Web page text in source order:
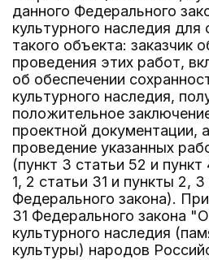
данного Федерального
культурного наследия для
такого объекта: заказчик
проведения этих работ,
об обеспечении
культурного наследия,
положительное
проектной документации,
проведение указанных
(пункт 3 статьи 52 и
1, 2 статьи 31 и пункты 2,
Федерального закона).
31 Федерального закона
культурного наследия
культуры) народов